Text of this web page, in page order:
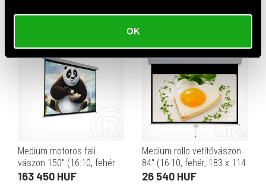
OK
Medium motoros fali
vászon 150" (16:10, fehér
váz, 323 x 202 cm,
163 450 HUF
Medium rollo vetítővászon
84" (16:10, fehér, 183 x 114
cm)
26 540 HUF